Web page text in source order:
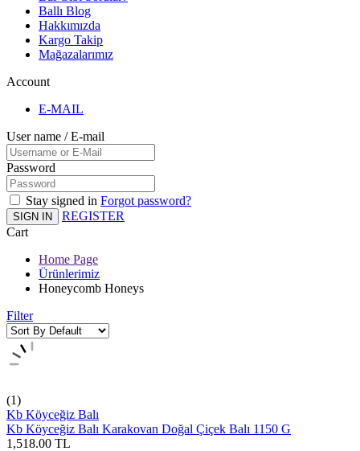
Ballı Blog
Hakkımızda
Kargo Takip
Mağazalarımız
Account
E-MAIL
User name / E-mail
Password
Stay signed in Forgot password?
SIGN IN
REGISTER
Cart
Home Page
Ürünlerimiz
Honeycomb Honeys
Filter
(1)
Kb Köyceğiz Balı
Kb Köyceğiz Balı Karakovan Doğal Çiçek Balı 1150 G
1,518.00 TL